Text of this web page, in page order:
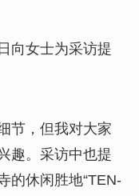
向女士为采访提
节，但我对大家
趣。采访中也提
休闲胜地“TEN-